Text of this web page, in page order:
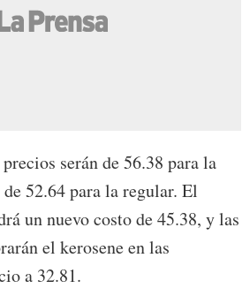
serán de 56.38 para la
52.64 para la regular. El
un nuevo costo de 45.38, y las
el kerosene en las
a 32.81.